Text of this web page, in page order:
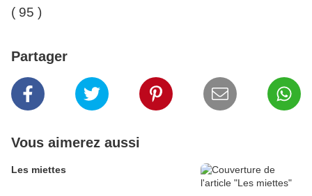
( 95 )
Partager
Vous aimerez aussi
Les miettes